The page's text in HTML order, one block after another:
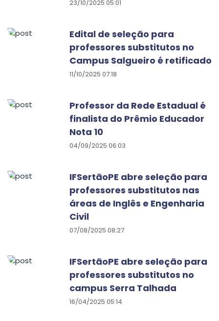
23/10/2025 05:01
Edital de seleção para
professores substitutos no
Campus Salgueiro é retificado
11/10/2025 07:18
Professor da Rede Estadual é
finalista do Prêmio Educador
Nota 10
04/09/2025 06:03
IFSertãoPE abre seleção para
professores substitutos nas
áreas de Inglês e Engenharia
Civil
07/08/2025 08:27
IFSertãoPE abre seleção para
professores substitutos no
campus Serra Talhada
16/04/2025 05:14